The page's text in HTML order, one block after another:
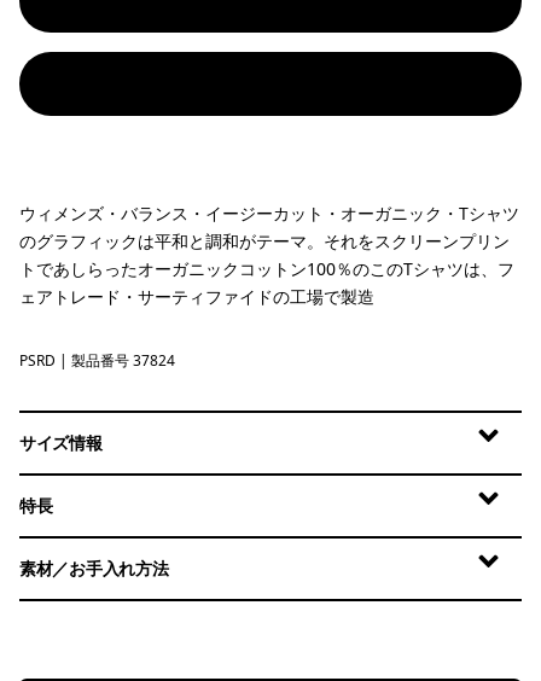
ウィメンズ・バランス・イージーカット・オーガニック・Tシャツ
のグラフィックは平和と調和がテーマ。それをスクリーンプリン
トであしらったオーガニックコットン100％のこのTシャツは、フ
ェアトレード・サーティファイドの工場で製造
Peace Seeds: Sizzle Red
PSRD | 製品番号 37824
サイズ情報
特長
素材／お手入れ方法